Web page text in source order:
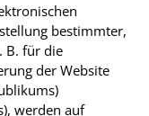
bestimmter,
B. für die
der Website
werden auf